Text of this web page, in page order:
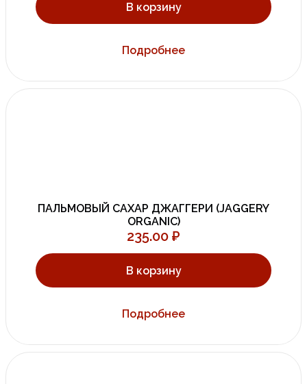
В корзину
Подробнее
ПАЛЬМОВЫЙ САХАР ДЖАГГЕРИ (JAGGERY
ORGANIC)
235.00 ₽
В корзину
Подробнее